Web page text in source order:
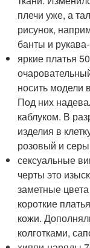
плечи уже, а
рисунок,
банты и
яркие платья
носить модели
Под них
каблуком. В
изделия в
розовый и
сексуальные
черты это
заметные
короткие
кожи.
колготками,